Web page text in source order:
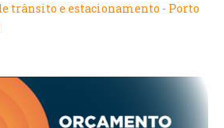
trânsito e estacionamento - Porto